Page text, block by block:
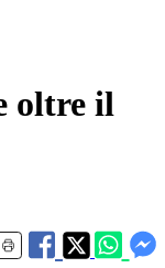
oltre il